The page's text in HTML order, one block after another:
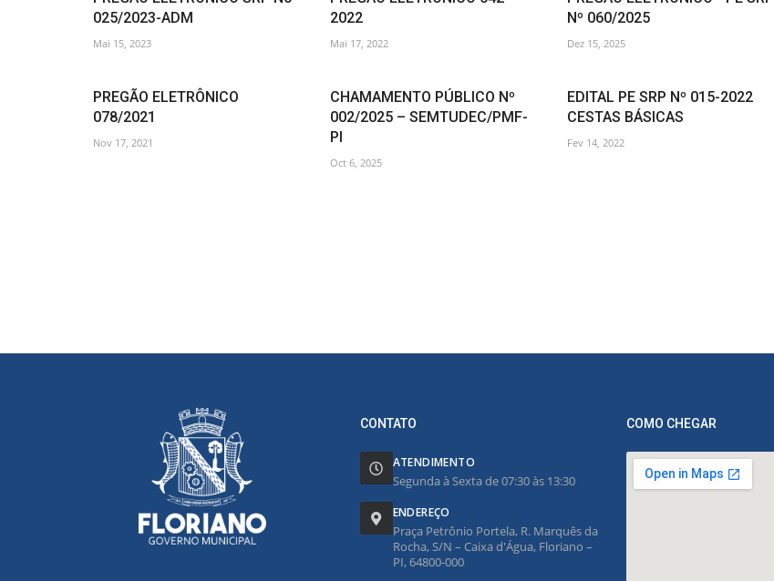
025/2023-ADM
Mai 15, 2023
2022
Mai 17, 2022
Nº 060/2025
Dez 15, 2025
PREGÃO ELETRÔNICO
078/2021
Nov 17, 2021
CHAMAMENTO PÚBLICO Nº
002/2025 – SEMTUDEC/PMF-
PI
Oct 6, 2025
EDITAL PE SRP Nº 015-2022
CESTAS BÁSICAS
Fev 14, 2022
CONTATO
ATENDIMENTO
Segunda à Sexta de 07:30 às 13:30
ENDEREÇO
Praça Petrônio Portela, R. Marquês da
Rocha, S/N – Caixa d'Água, Floriano –
PI, 64800-000
COMO CHEGAR